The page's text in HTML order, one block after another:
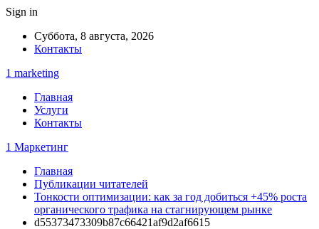
Sign in
Суббота, 8 августа, 2026
Контакты
1 marketing
Главная
Услуги
Контакты
1 Маркетинг
Главная
Публикации читателей
Тонкости оптимизации: как за год добиться +45% роста
органического трафика на стагнирующем рынке
d55373473309b87c66421af9d2af6615